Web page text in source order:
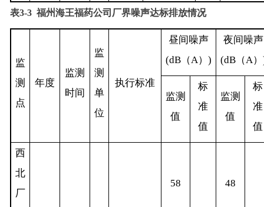
表3‑3 福州海王福药公司厂界噪声达标排放情况
监
测
点
年度
监测
时间
监
测
单
位
执行标准
昼间噪声
(dB（A） )
夜间噪声
(dB（A）
监测
值
标
准
值
监测
值
标
准
值
西
北
厂
58 48